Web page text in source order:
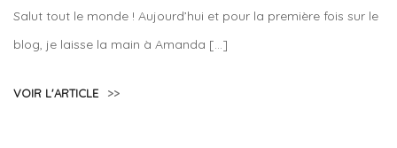
Salut tout le monde ! Aujourd’hui et pour la première fois sur le
blog, je laisse la main à Amanda […]
VOIR L'ARTICLE >>